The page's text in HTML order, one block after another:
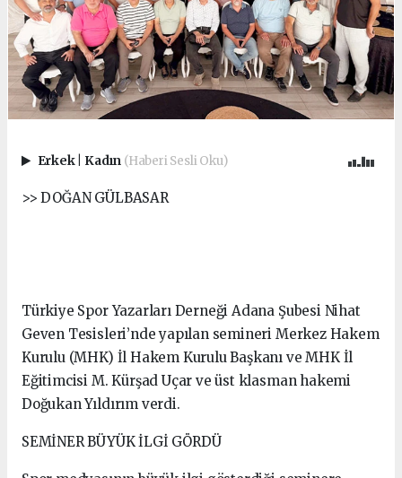
Erkek Kadın (Haberi Sesli Oku)
>> DOĞAN GÜLBASAR
Türkiye Spor Yazarları Derneği Adana Şubesi Nihat
Geven Tesisleri’nde yapılan semineri Merkez Hakem
Kurulu (MHK) İl Hakem Kurulu Başkanı ve MHK İl
Eğitimcisi M. Kürşad Uçar ve üst klasman hakemi
Doğukan Yıldırım verdi.
SEMİNER BÜYÜK İLGİ GÖRDÜ